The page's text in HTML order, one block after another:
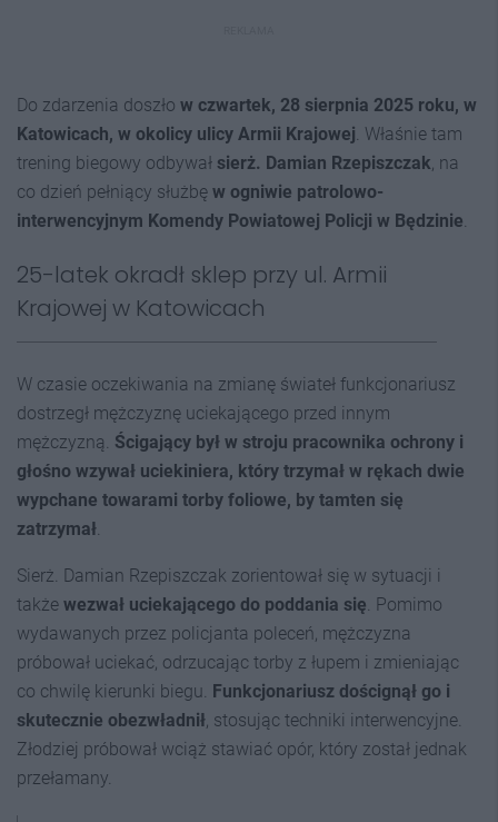
Do zdarzenia doszło w czwartek, 28 sierpnia 2025 roku, w
Katowicach, w okolicy ulicy Armii Krajowej. Właśnie tam
trening biegowy odbywał sierż. Damian Rzepiszczak, na
co dzień pełniący służbę w ogniwie patrolowo-
interwencyjnym Komendy Powiatowej Policji w Będzinie.
25-latek okradł sklep przy ul. Armii
Krajowej w Katowicach
W czasie oczekiwania na zmianę świateł funkcjonariusz
dostrzegł mężczyznę uciekającego przed innym
mężczyzną. Ścigający był w stroju pracownika ochrony i
głośno wzywał uciekiniera, który trzymał w rękach dwie
wypchane towarami torby foliowe, by tamten się
zatrzymał.
Sierż. Damian Rzepiszczak zorientował się w sytuacji i
także wezwał uciekającego do poddania się. Pomimo
wydawanych przez policjanta poleceń, mężczyzna
próbował uciekać, odrzucając torby z łupem i zmieniając
co chwilę kierunki biegu. Funkcjonariusz doścignął go i
skutecznie obezwładnił, stosując techniki interwencyjne.
Złodziej próbował wciąż stawiać opór, który został jednak
przełamany.